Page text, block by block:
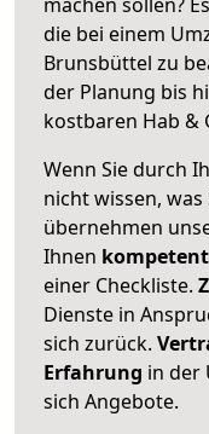
die bei einem
Brunsbüttel zu
der Planung bis
kostbaren Hab &
Wenn Sie durch
nicht wissen,
übernehmen
Ihnen
einer Checkliste.
Dienste in
sich zurück.
Erfahrung in der
sich Angebote.